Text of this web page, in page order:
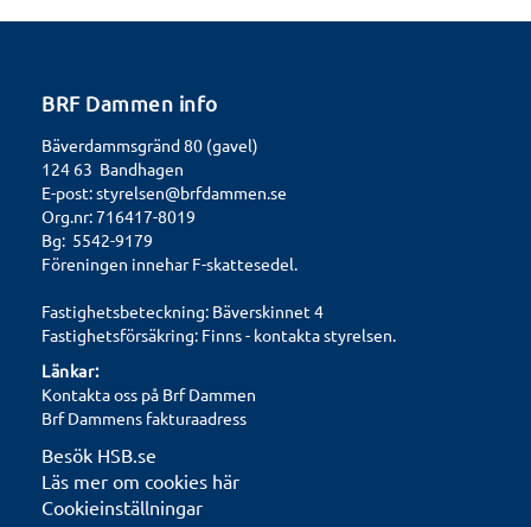
BRF Dammen info
Bäverdammsgränd 80 (gavel)
124 63 Bandhagen
E-post:styrelsen@brfdammen.se
Org.nr: 716417-8019
Bg: 5542-9179
Föreningen innehar F-skattesedel.
Fastighetsbeteckning: Bäverskinnet 4
Fastighetsförsäkring: Finns - kontakta styrelsen.
Länkar:
Kontakta oss på Brf Dammen
Brf Dammens fakturaadress
Besök HSB.se
Läs mer om cookies här
Cookieinställningar